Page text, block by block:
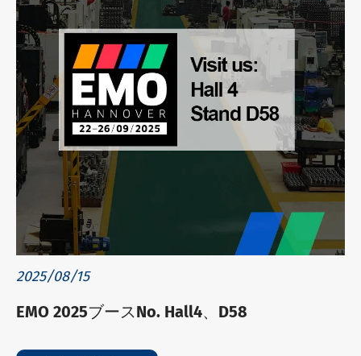
2025/08/15
EMO 2025ブースNo. Hall4、D58